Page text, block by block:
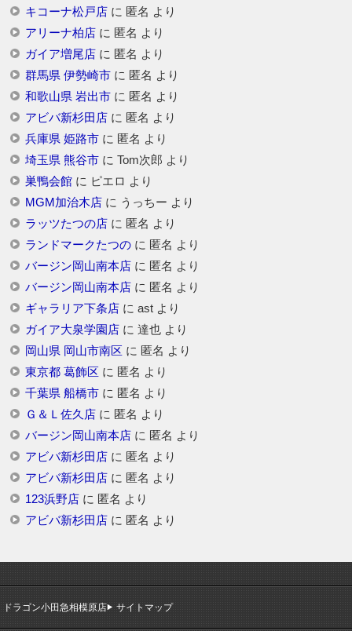
キコーナ松戸店に 匿名 より
アリーナ柏店に 匿名 より
ガイア増尾店に 匿名 より
群馬県 伊勢崎市に 匿名 より
和歌山県 岩出市に 匿名 より
アビバ新杉田店に 匿名 より
兵庫県 姫路市に 匿名 より
埼玉県 熊谷市に Tom次郎 より
巣鴨会館に ピエロ より
MGM加治木店に うっちー より
ラッツたつの店に 匿名 より
ランドマークたつのに 匿名 より
バージン岡山南本店に 匿名 より
バージン岡山南本店に 匿名 より
ギャラリア下条店に astより
ガイア大泉学園店に 達也より
岡山県 岡山市南区 に 匿名 より
東京都 葛飾区 に 匿名 より
千葉県 船橋市に 匿名 より
Ｇ＆Ｌ佐久店に 匿名 より
バージン岡山南本店に 匿名 より
アビバ新杉田店に 匿名 より
アビバ新杉田店に 匿名 より
123浜野店に 匿名 より
アビバ新杉田店に 匿名 より
ドラゴン小田急相模原店 サイトマップ